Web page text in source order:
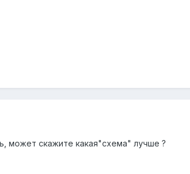
может скажите какая"схема" лучше ?